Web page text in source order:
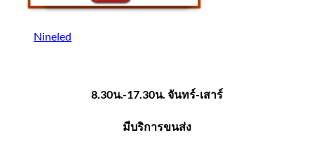
Nineled
8.30น.-17.30น. จันทร์-เสาร์
มีบริการขนส่ง